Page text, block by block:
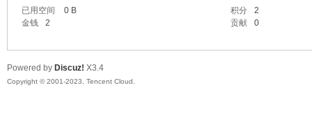
已用空间
0 B 积分
2
金钱
2 贡献 0
Powered by Discuz! X3.4
Copyright © 2001-2023, Tencent Cloud.